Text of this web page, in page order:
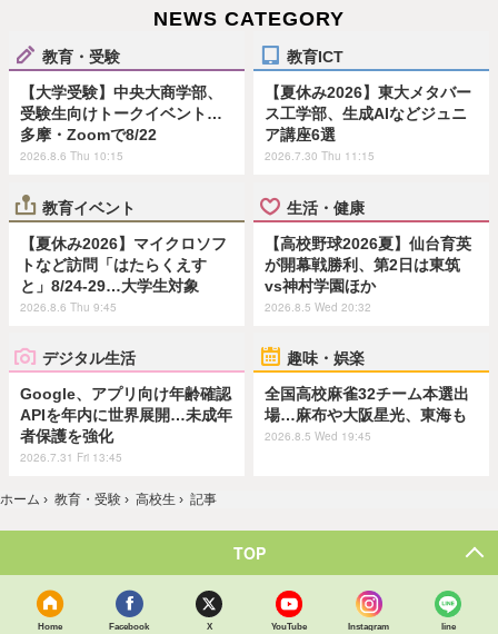
NEWS CATEGORY
教育・受験
【大学受験】中央大商学部、
受験生向けトークイベント…
多摩・Zoomで8/22
2026.8.6 Thu 10:15
教育ICT
【夏休み2026】東大メタバー
ス工学部、生成AIなどジュニ
ア講座6選
2026.7.30 Thu 11:15
教育イベント
【夏休み2026】マイクロソフ
トなど訪問「はたらくえす
と」8/24-29…大学生対象
2026.8.6 Thu 9:45
生活・健康
【高校野球2026夏】仙台育英
が開幕戦勝利、第2日は東筑
vs神村学園ほか
2026.8.5 Wed 20:32
デジタル生活
Google、アプリ向け年齢確認
APIを年内に世界展開…未成年
者保護を強化
2026.7.31 Fri 13:45
趣味・娯楽
全国高校麻雀32チーム本選出
場…麻布や大阪星光、東海も
2026.8.5 Wed 19:45
ホーム › 教育・受験 › 高校生 › 記事
TOP
Home Facebook X YouTube Instagram line